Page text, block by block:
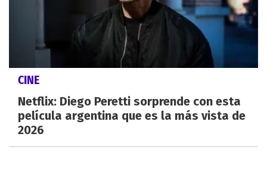
CINE
Netflix: Diego Peretti sorprende con esta
película argentina que es la más vista de
2026